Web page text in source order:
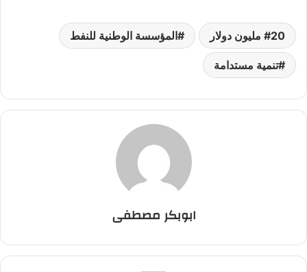
20 مليون دولار المؤسسة الوطنية للنفط
تنمية مستدامة
ابوبكر مصطفى